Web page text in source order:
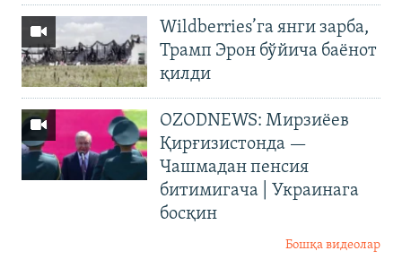
Wildberries’га янги зарба,
Трамп Эрон бўйича баёнот
қилди
OZODNEWS: Мирзиёев
Қирғизистонда —
Чашмадан пенсия
битимигача | Украинага
босқин
Бошқа видеолар